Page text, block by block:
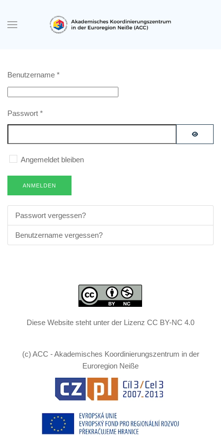
Zum Hauptinhalt springen
Benutzername *
Passwort *
Angemeldet bleiben
ANMELDEN
Passwort vergessen?
Benutzername vergessen?
Diese Website steht unter der Lizenz CC BY-NC 4.0
(c) ACC - Akademisches Koordinierungszentrum in der
Euroregion Neiße